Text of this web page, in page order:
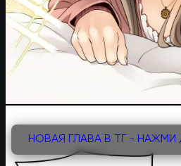
НОВАЯ ГЛАВА В ТГ - НАЖМИ